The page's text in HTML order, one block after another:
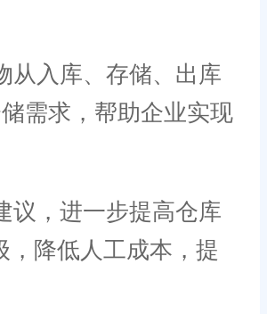
从入库、存储、出库
需求，帮助企业实现
议，进一步提高仓库
，降低人工成本，提